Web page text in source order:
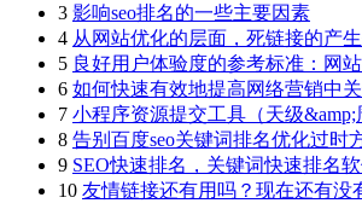
3 影响seo排名的一些主要因素
4 从网站优化的层面，死链接的产
5 良好用户体验度的参考标准：网
6 如何快速有效地提高网络营销中
7 小程序资源提交工具（天级&amp;
8 告别百度seo关键词排名优化过时
9 SEO快速排名，关键词快速排名
10 友情链接还有用吗？现在还有没